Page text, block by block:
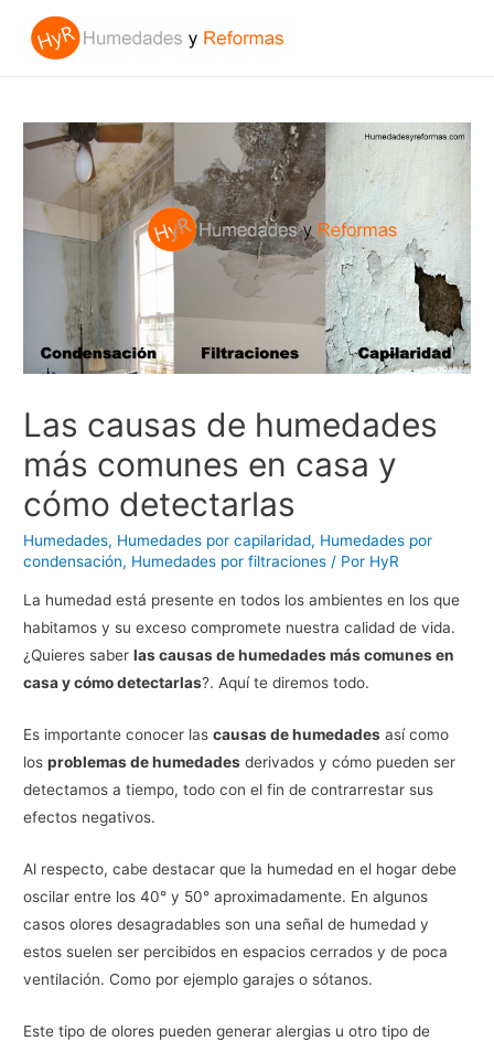
Las causas de humedades
más comunes en casa y
cómo detectarlas
Humedades, Humedades por capilaridad, Humedades por
condensación, Humedades por filtraciones / Por HyR
La humedad está presente en todos los ambientes en los que
habitamos y su exceso compromete nuestra calidad de vida.
¿Quieres saberlas causas de humedades más comunes en
casa y cómo detectarlas?. Aquí te diremos todo.
Es importante conocer lascausas de humedades así como
losproblemas de humedades derivados y cómo pueden ser
detectamos a tiempo, todo con el fin de contrarrestar sus
efectos negativos.
Al respecto, cabe destacar que la humedad en el hogar debe
oscilar entre los 40° y 50° aproximadamente. En algunos
casos olores desagradables son una señal de humedad y
estos suelen ser percibidos en espacios cerrados y de poca
ventilación. Como por ejemplo garajes o sótanos.
Este tipo de olores pueden generar alergias u otro tipo de